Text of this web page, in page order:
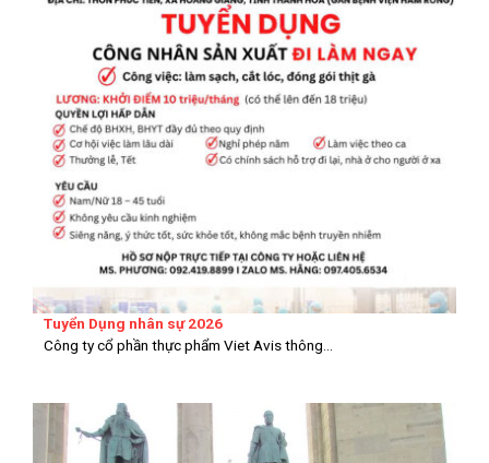
Tuyển Dụng nhân sự 2026
Công ty cổ phần thực phẩm Viet Avis thông...